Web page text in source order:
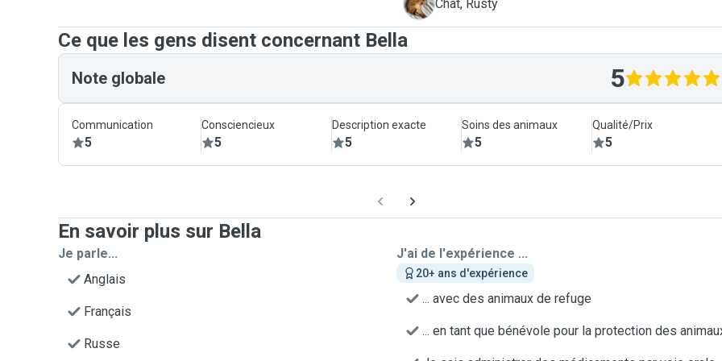
R Chat, Rusty
Ce que les gens disent concernant Bella
Note globale 5
Communication
5
Consciencieux
5
Description exacte
5
Soins des animaux
5
Qualité/Prix
5
En savoir plus sur Bella
Je parle...
Anglais
Français
Russe
J'ai de l'expérience ...
20+ ans d'expérience
... avec des animaux de refuge
... en tant que bénévole pour la protection des